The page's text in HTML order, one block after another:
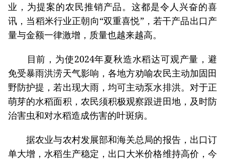
业，为提案的农民推销产品。这都是令人兴奋的喜
讯，当稻米行业正朝向“双重喜悦”，若干产品出口产
量与金额一律激增，质量也越来越高。
目前，为使2024年夏秋造水稻达可观产量，避
免受暴雨洪涝天气影响，各地方劝喻农民主动加固田
野防护提，若出现大雨，均可主动泵水排洪。对于正
萌芽的水稻面积，农民须积极观察跟进田地，及时防
治害虫和对水稻造成伤害的叶斑病。
据农业与农村发展部和海关总局的报告，出口订
单大增，水稻生产稳定，出口大米价格维持高价，今